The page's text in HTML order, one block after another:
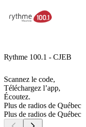
Rythme 100.1 - CJEB
Scannez le code,
Téléchargez l’app,
Écoutez.
Plus de radios de Québec
Plus de radios de Québec